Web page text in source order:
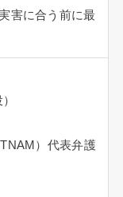
害に合う前に最
）代表弁護